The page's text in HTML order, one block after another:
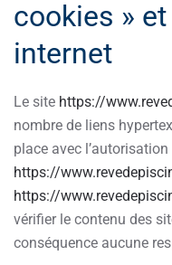
cookies »
internet
Le site https://
nombre de liens
place avec l’autorisation
https://
https://
vérifier le contenu des
conséquence aucune